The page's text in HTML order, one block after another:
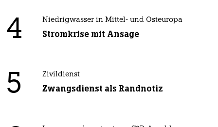
4 Niedrigwasser in Mittel- und Osteuropa
Stromkrise mit Ansage
5 Zivildienst
Zwangsdienst als Randnotiz